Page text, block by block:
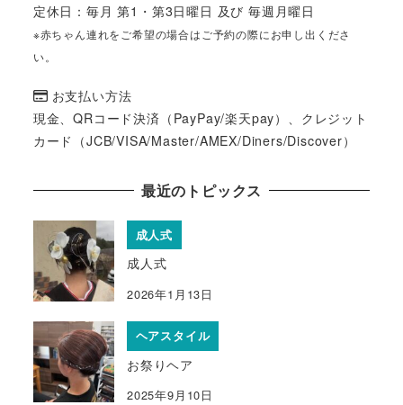
定休日：毎月 第1・第3日曜日 及び 毎週月曜日
※赤ちゃん連れをご希望の場合はご予約の際にお申し出くださ
い。
お支払い方法
現金、QRコード決済（PayPay/楽天pay）、クレジット
カード（JCB/VISA/Master/AMEX/Diners/Discover）
最近のトピックス
成人式
成人式
2026年1月13日
ヘアスタイル
お祭りヘア
2025年9月10日